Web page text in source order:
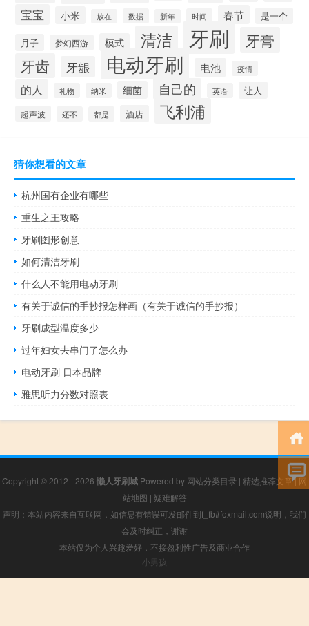
宝宝 小米 放在 数据 新年 时间 春节 是一个
月子 梦幻西游 模式 清洁 牙刷 牙膏
牙齿 牙龈 电动牙刷 电池 疫情
的人 礼物 纳米 细菌 自己的 英语 让人
超声波 还不 都是 酒店 飞利浦
猜你想看的文章
杭州国有企业有哪些
重生之王攻略
牙刷图形创意
如何清洁牙刷
什么人不能用电动牙刷
有关于诚信的手抄报怎样画（有关于诚信的手抄报）
牙刷成型温度多少
过年妇女去串门了怎么办
电动牙刷 日本品牌
雅思听力分数对照表
Copyright © 2012 - 2026 懒人牙刷城 Powered by 网站分类目录 | 精选推荐文章|网
站地图 | 疑难解答
声明：本站内容来自互联网，如信息有错误可发邮件到f_fb#foxmail.com说明，我们
会及时纠正，谢谢
本站仅为个人兴趣爱好，不接盈利性广告及商业合作
小男孩